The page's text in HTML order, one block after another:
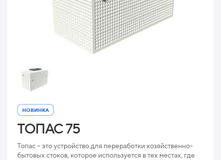
НОВИНКА
ТОПАС 75
Топас – это устройство для переработки хозяйственно-
бытовых стоков, которое используется в тех местах, где